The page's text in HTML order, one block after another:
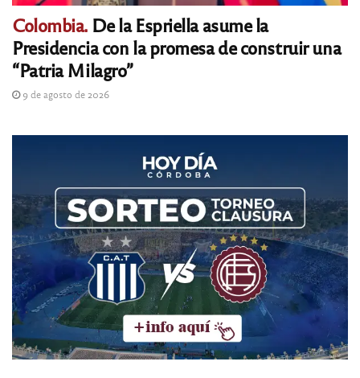
Colombia. De la Espriella asume la
Presidencia con la promesa de construir una
“Patria Milagro”
9 de agosto de 2026